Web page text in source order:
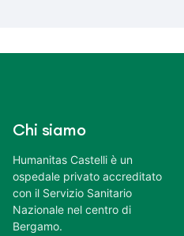
Chi siamo
Humanitas Castelli è un
ospedale privato accreditato
con il Servizio Sanitario
Nazionale nel centro di
Bergamo.